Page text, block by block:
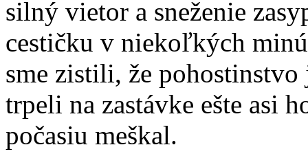
silný vietor a sneženie
cestičku v niekoľkých
sme zistili, že pohostinstvo
trpeli na zastávke ešte asi
počasiu meškal.